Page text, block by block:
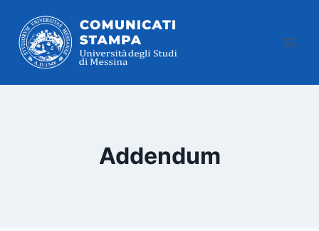
contenuto
Addendum